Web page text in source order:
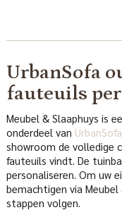
UrbanSofa
fauteuils
Meubel & Slaaphuys is
onderdeel van UrbanSofa
showroom de volledige
fauteuils vindt. De
personaliseren. Om uw
bemachtigen via
stappen volgen.